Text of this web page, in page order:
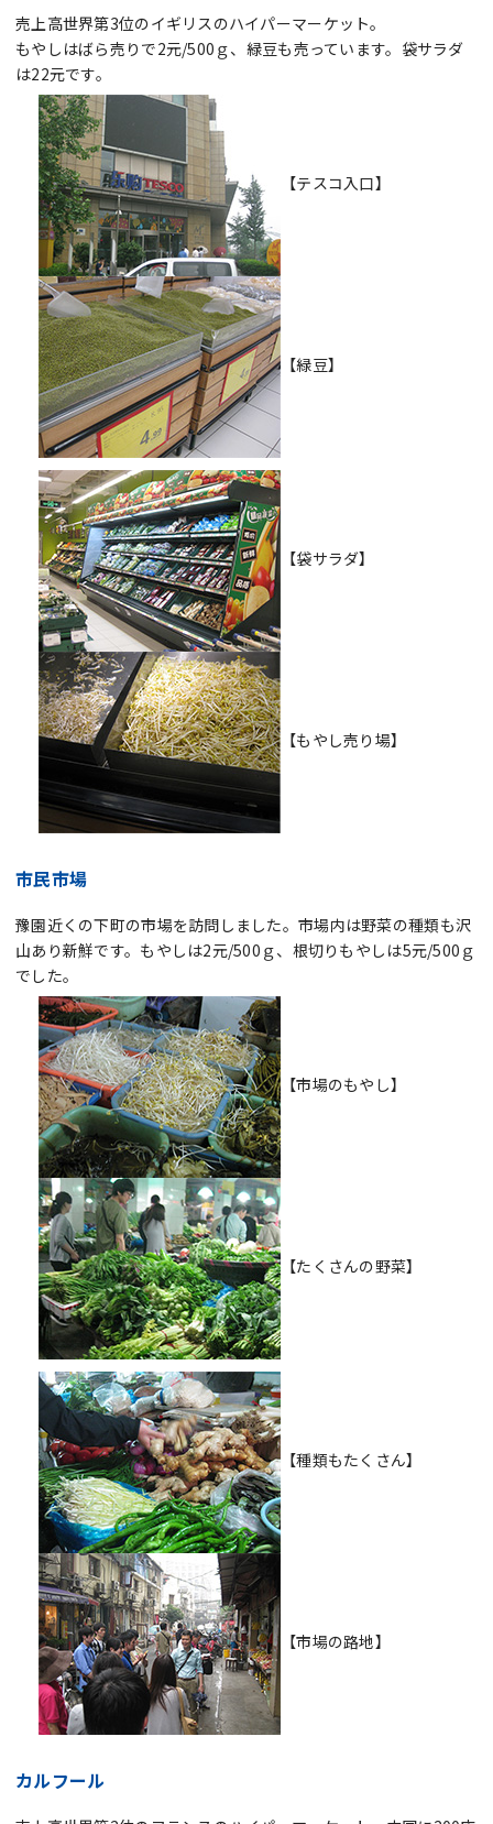
売上高世界第3位のイギリスのハイパーマーケット。
もやしはばら売りで2元/500ｇ、緑豆も売っています。袋サラダ
は22元です。
【テスコ入口】
【緑豆】
【袋サラダ】
【もやし売り場】
市民市場
豫園近くの下町の市場を訪問しました。市場内は野菜の種類も沢
山あり新鮮です。もやしは2元/500ｇ、根切りもやしは5元/500ｇ
でした。
【市場のもやし】
【たくさんの野菜】
【種類もたくさん】
【市場の路地】
カルフール